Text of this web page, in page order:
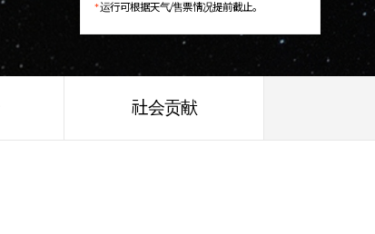
*运行可根据天气/售票情况提前截止。
社会贡献